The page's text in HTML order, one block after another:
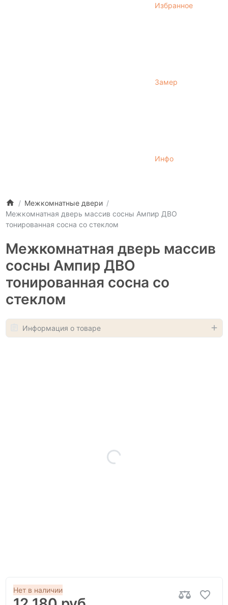
Избранное
Замер
Инфо
Межкомнатные двери
Межкомнатная дверь массив сосны Ампир ДВО
тонированная сосна со стеклом
Межкомнатная дверь массив
сосны Ампир ДВО
тонированная сосна со
стеклом
Информация о товаре
Нет в наличии